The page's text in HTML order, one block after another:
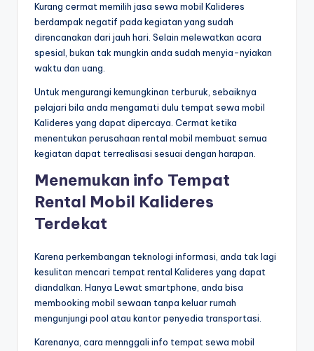
Kurang cermat memilih jasa sewa mobil Kalideres
berdampak negatif pada kegiatan yang sudah
direncanakan dari jauh hari. Selain melewatkan acara
spesial, bukan tak mungkin anda sudah menyia-nyiakan
waktu dan uang.
Untuk mengurangi kemungkinan terburuk, sebaiknya
pelajari bila anda mengamati dulu tempat sewa mobil
Kalideres yang dapat dipercaya. Cermat ketika
menentukan perusahaan rental mobil membuat semua
kegiatan dapat terrealisasi sesuai dengan harapan.
Menemukan info Tempat
Rental Mobil Kalideres
Terdekat
Karena perkembangan teknologi informasi, anda tak lagi
kesulitan mencari tempat rental Kalideres yang dapat
diandalkan. Hanya Lewat smartphone, anda bisa
membooking mobil sewaan tanpa keluar rumah
mengunjungi pool atau kantor penyedia transportasi.
Karenanya, cara mennggali info tempat sewa mobil